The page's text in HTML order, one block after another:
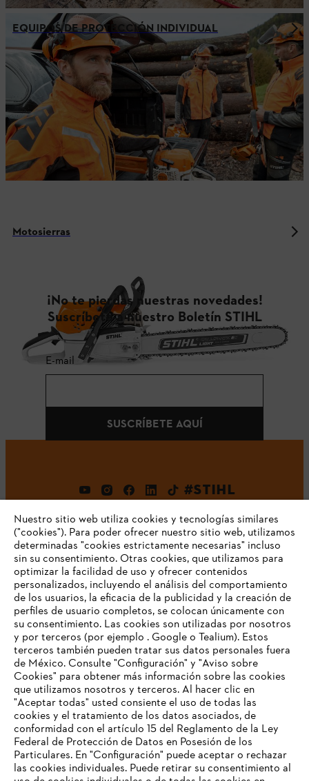
EQUIPOS DE PROTECCIÓN INDIVIDUAL
Motosierras
¡No te pierdas nuestras novedades!
Suscríbete a nuestro Boletín STIHL
E-mail
SUSCRÍBETE AQUÍ
#STIHL
Empresa
Preguntas frecuentes
Contacto
TU NAVEGADOR NO ES
COMPATIBLE
El navegador que estás utilizando no es compatible con
nuestra página web. Para que puedas disfrutar de nuestro
contenido, utiliza uno de los siguientes navegadores:
Nuestro sitio web utiliza cookies y tecnologías similares
("cookies"). Para poder ofrecer nuestro sitio web, utilizamos
determinadas "cookies estrictamente necesarias" incluso
sin su consentimiento. Otras cookies, que utilizamos para
optimizar la facilidad de uso y ofrecer contenidos
personalizados, incluyendo el análisis del comportamiento
de los usuarios, la eficacia de la publicidad y la creación de
perfiles de usuario completos, se colocan únicamente con
su consentimiento. Las cookies son utilizadas por nosotros
y por terceros (por ejemplo . Google o Tealium). Estos
terceros también pueden tratar sus datos personales fuera
de México. Consulte "Configuración" y "Aviso sobre
Cookies" para obtener más información sobre las cookies
que utilizamos nosotros y terceros. Al hacer clic en
"Aceptar todas" usted consiente el uso de todas las
cookies y el tratamiento de los datos asociados, de
conformidad con el artículo 15 del Reglamento de la Ley
Federal de Protección de Datos en Posesión de los
Particulares. En "Configuración" puede aceptar o rechazar
las cookies individuales. Puede retirar su consentimiento al